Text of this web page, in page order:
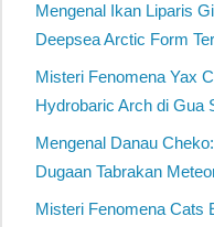
Mengenal Ikan Liparis
Deepsea Arctic Form
Misteri Fenomena Yax
Hydrobaric Arch di Gua
Mengenal Danau
Dugaan Tabrakan
Misteri Fenomena Cats